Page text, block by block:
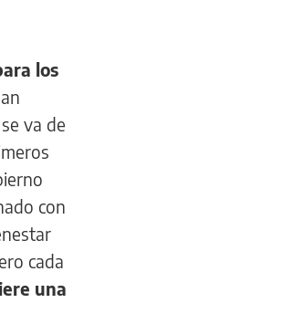
los
va de
con
cada
una